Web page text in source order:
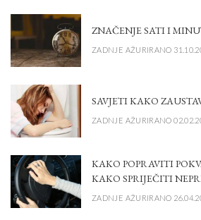
ZNAČENJE SATI I
ZADNJE AŽURIRANO
SAVJETI KAKO
ZADNJE AŽURIRANO
KAKO POPRAVITI
KAKO SPRIJEČITI
ZADNJE AŽURIRANO